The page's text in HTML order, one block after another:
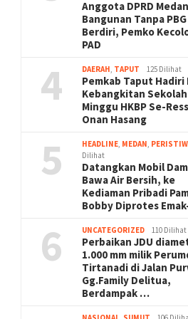
Anggota DPRD
Bangunan Tanpa
Berdiri, Pemko
PAD
4 DAERAH, TAPUT 125 Dilihat
Pemkab Taput Hadiri
Kebangkitan Sekolah
Minggu HKBP Se-
Onan Hasang
5 HEADLINE, MEDAN,
Dilihat
Datangkan Mobil
Bawa Air Bersih, ke
Kediaman Pribadi
Bobby Diprotes
6 UNCATEGORIZED 110 Dilihat
Perbaikan JDU
1.000 mm milik
Tirtanadi di Jalan
Gg.Family Delitua,
Berdampak …